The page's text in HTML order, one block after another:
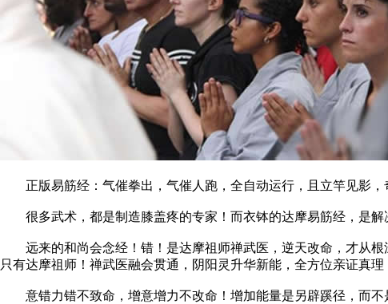
正版易筋经：气催拳出，气催人跑，全自动运行，且立竿见影，
很多武术，都是制造膝盖疼的专家！而衣钵的达摩易筋经，是解
远来的和尚会念经！错！是达摩祖师禅武医，逆天改命，才从根
只有达摩祖师！禅武医融会贯通，阴阳灵升华新能，全方位亲证真
意错力错不致命，增意增力不改命！增加能量是另辟蹊径，而不